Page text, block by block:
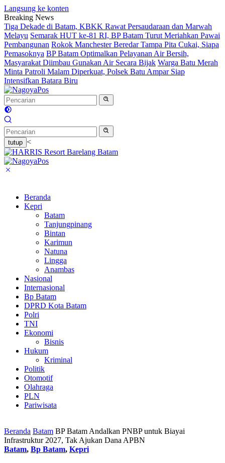
Langsung ke konten
Breaking News
Tiga Dekade di Batam, KBKK Rawat Persaudaraan dan Marwah
Melayu Semarak HUT ke-81 RI, BP Batam Turut Meriahkan Pawai
Pembangunan Rokok Manchester Beredar Tampa Pita Cukai, Siapa
Pemasoknya BP Batam Optimalkan Pelayanan Air Bersih,
Masyarakat Diimbau Gunakan Air Secara Bijak Warga Batu Merah
Minta Patroli Malam Diperkuat, Polsek Batu Ampar Siap
Intensifkan Batara Biru
tutup <
Beranda
Kepri
Batam
Tanjungpinang
Bintan
Karimun
Natuna
Lingga
Anambas
Nasional
Internasional
Bp Batam
DPRD Kota Batam
Polri
TNI
Ekonomi
Bisnis
Hukum
Kriminal
Politik
Otomotif
Olahraga
PLN
Pariwisata
Beranda Batam BP Batam Andalkan PNBP untuk Biayai
Infrastruktur 2027, Tak Ajukan Dana APBN
Batam, Bp Batam, Kepri